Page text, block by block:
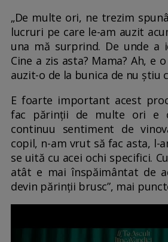
„De multe ori, ne trezim
lucruri pe care le-am auzit
una mă surprind. De unde a
Cine a zis asta? Mama? Ah, e
auzit-o de la bunica de nu știu
E foarte important acest
fac părinții de multe ori e
continuu sentiment de
copil, n-am vrut să fac asta, l-
se uită cu acei ochi specifici.
atât e mai înspăimântat de
devin părinții brusc”, mai